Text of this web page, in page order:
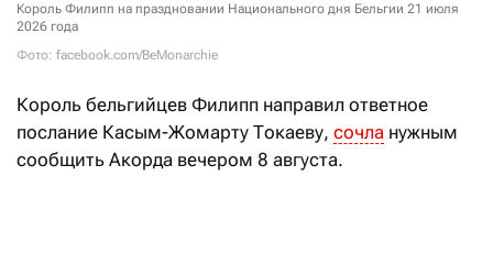
Король Филипп на праздновании Национального дня Бельгии 21 июля
2026 года
Фото: facebook.com/BeMonarchie
Король бельгийцев Филипп направил ответное
послание Касым-Жомарту Токаеву, сочла нужным
сообщить Акорда вечером 8 августа.